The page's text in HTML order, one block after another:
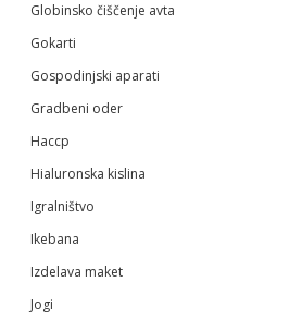
Globinsko čiščenje avta
Gokarti
Gospodinjski aparati
Gradbeni oder
Haccp
Hialuronska kislina
Igralništvo
Ikebana
Izdelava maket
Jogi